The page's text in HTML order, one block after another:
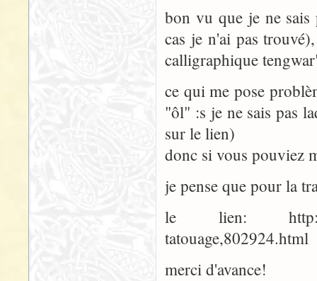
bon vu que je ne sais
cas je n'ai pas
calligraphique
ce qui me pose
"ôl" :s je ne sais pas
sur le lien)
donc si vous pouviez
je pense que pour la
le lien: http://
tatouage,802924.html
merci d'avance!